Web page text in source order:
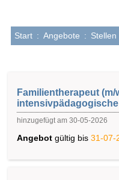
Start : Angebote : Stellen
Familientherapeut (m/
hinzugefügt am 30-05-2026
Angebot gültig bis 31-07-